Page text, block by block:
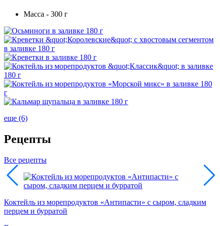
Масса - 300 г
еще (6)
Рецепты
Все рецепты
Коктейль из морепродуктов «Антипасти» с сыром, сладким
перцем и бурратой